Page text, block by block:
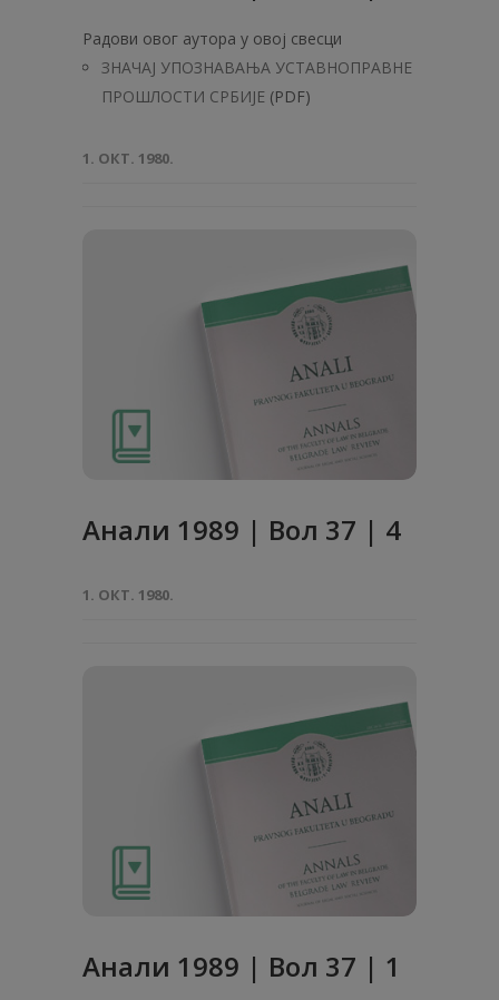
Радови овог аутора у овој свесци
ЗНАЧАЈ УПОЗНАВАЊА УСТАВНОПРАВНЕ
ПРОШЛОСТИ СРБИЈЕ (PDF)
1. ОКТ. 1980.
Анали 1989 | Вол 37 | 4
1. ОКТ. 1980.
Анaли 1989 | Вол 37 | 1